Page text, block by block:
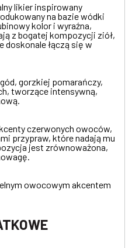
likier inspirowany
na bazie wódki
kolor i wyraźna,
z bogatej kompozycji ziół,
łączą się w
gorzkiej pomarańczy,
tworzące intensywną,
czerwonych owoców,
przypraw, które nadają mu
jest zrównoważona,
owocowym akcentem